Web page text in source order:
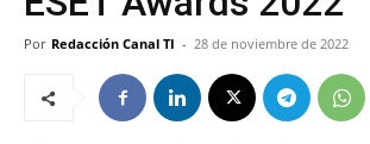
Por Redacción Canal TI - 28 de noviembre de 2022